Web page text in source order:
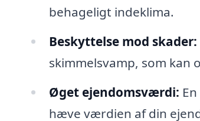
behageligt indeklima.
Beskyttelse mod skader:
skimmelsvamp, som kan
Øget ejendomsværdi:
hæve værdien af din